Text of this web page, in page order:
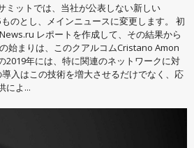
ミットでは、当社が公表しない新しい
のとし、メインニュースに変更します。 初
レポートを作成して、その結果から
始まりは、このクアルコムCristano Amon
2019年には、特に関連のネットワークに対
入はこの技術を増大させるだけでなく、応
によ...